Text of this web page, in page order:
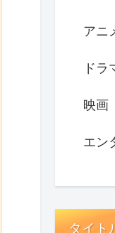
アニ
ドラ
映画
エン
タイト